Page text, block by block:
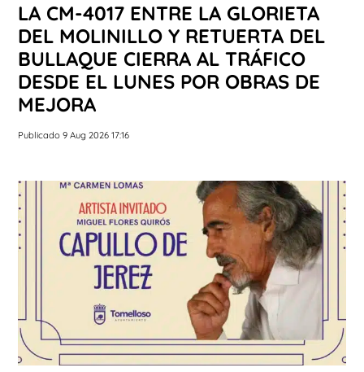
LA CM-4017 ENTRE LA GLORIETA
DEL MOLINILLO Y RETUERTA DEL
BULLAQUE CIERRA AL TRÁFICO
DESDE EL LUNES POR OBRAS DE
MEJORA
Publicado 9 Aug 2026 17:16